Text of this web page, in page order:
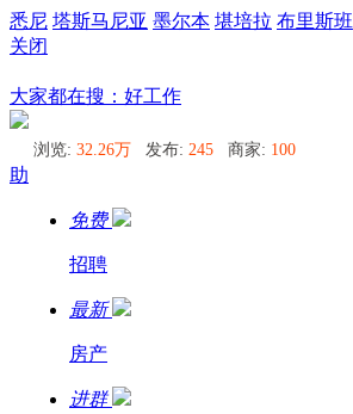
悉尼 塔斯马尼亚 墨尔本 堪培拉 布里斯班
关闭
大家都在搜：好工作
浏览: 32.26万 发布: 245 商家: 100
助
免费
招聘
最新
房产
进群